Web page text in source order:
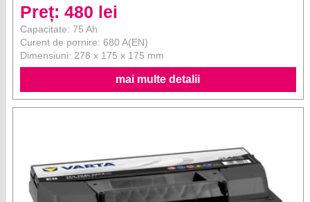
Preț: 480 lei
Capacitate: 75 Ah
Curent de pornire: 680 A(EN)
Dimensiuni: 278 x 175 x 175 mm
mai multe detalii